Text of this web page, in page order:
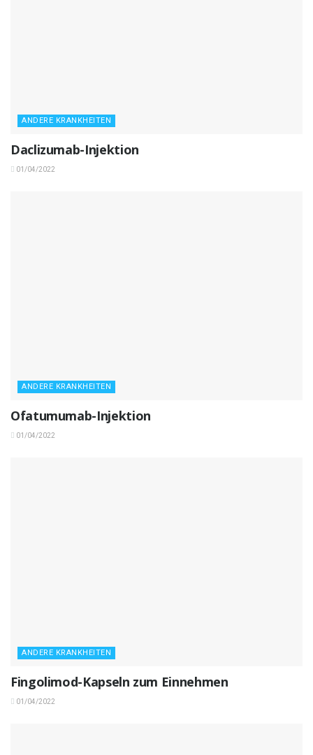
ANDERE KRANKHEITEN
Daclizumab-Injektion
01/04/2022
ANDERE KRANKHEITEN
Ofatumumab-Injektion
01/04/2022
ANDERE KRANKHEITEN
Fingolimod-Kapseln zum Einnehmen
01/04/2022